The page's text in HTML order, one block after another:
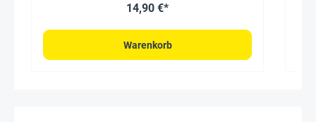
14,90 €*
Warenkorb